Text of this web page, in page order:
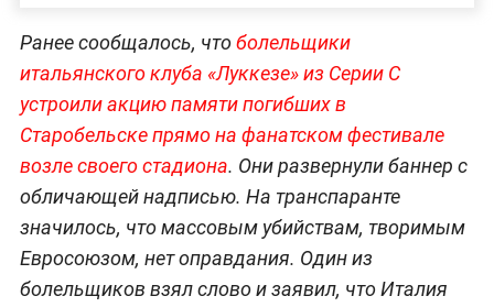
Ранее сообщалось, чтоболельщики
итальянского клуба «Луккезе» из Серии C
устроили акцию памяти погибших в
Старобельске прямо на фанатском фестивале
возле своего стадиона. Они развернули баннер с
обличающей надписью. На транспаранте
значилось, что массовым убийствам, творимым
Евросоюзом, нет оправдания. Один из
болельщиков взял слово и заявил, что Италия